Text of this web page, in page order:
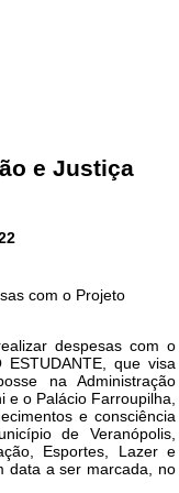
e Justiça
com o Projeto
despesas com o
ESTUDANTE, que visa
na Administração
e o Palácio Farroupilha,
e consciência
de Veranópolis,
Esportes, Lazer e
data a ser marcada, no